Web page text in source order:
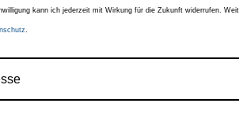
kann ich jederzeit mit Wirkung für die Zukunft widerrufen.